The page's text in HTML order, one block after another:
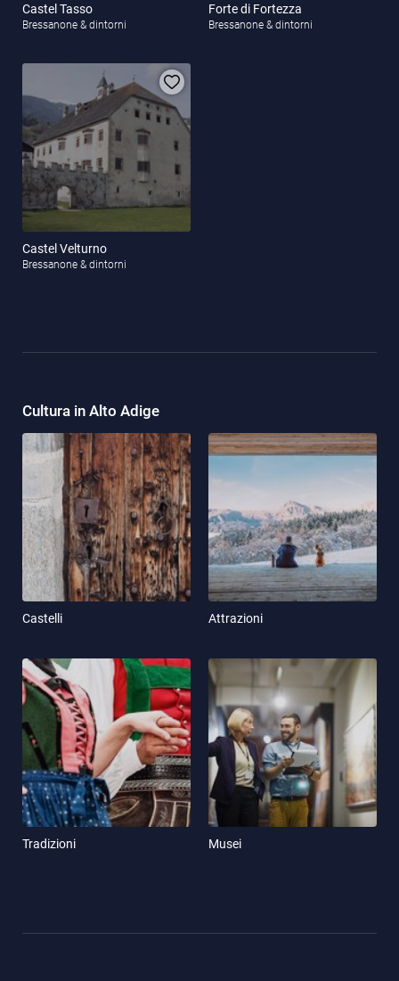
Castel Tasso
Bressanone & dintorni
Forte di Fortezza
Bressanone & dintorni
Castel Velturno
Bressanone & dintorni
Cultura in Alto Adige
Castelli Attrazioni
Tradizioni Musei